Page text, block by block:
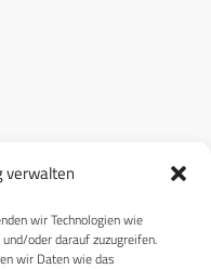
verwalten
wir Technologien wie
oder darauf zuzugreifen.
wir Daten wie das